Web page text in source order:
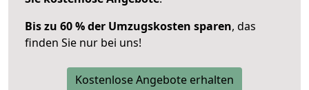
Bis zu 60 % der Umzugskosten sparen, das
finden Sie nur bei uns!
Kostenlose Angebote erhalten